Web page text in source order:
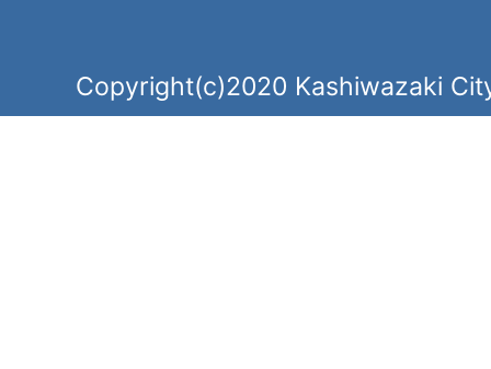
Copyright(c)2020 Kashiwazaki